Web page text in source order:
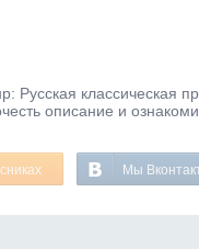
классическая
описание и
Мы